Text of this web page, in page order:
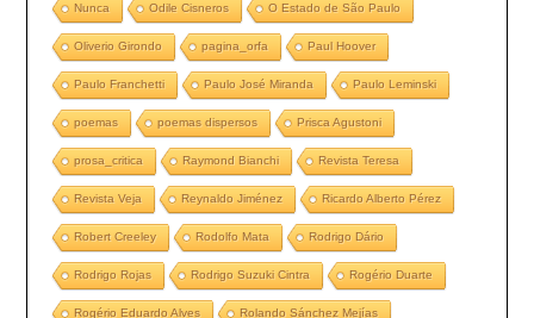
Nunca Odile Cisneros O Estado de São Paulo
Oliverio Girondo pagina_orfa Paul Hoover
Paulo Franchetti Paulo José Miranda Paulo Leminski
poemas poemas dispersos Prisca Agustoni
prosa_critica Raymond Bianchi Revista Teresa
Revista Veja Reynaldo Jiménez Ricardo Alberto Pérez
Robert Creeley Rodolfo Mata Rodrigo Dário
Rodrigo Rojas Rodrigo Suzuki Cintra Rogério Duarte
Rogério Eduardo Alves Rolando Sánchez Mejías